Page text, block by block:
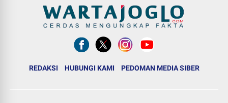
REDAKSI HUBUNGI KAMI PEDOMAN MEDIA SIBER